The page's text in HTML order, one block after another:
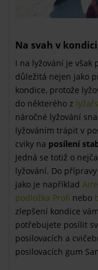
Na svah v
I na lyžování je však
důležitá nejen jako
kondice, protože
do některého z
náročné lyžování
lyžováním trápit v
cviky na posílení
Jedná se totiž o
lyžování. Do
jako je například
podložka Profi nebo
zlepšení kondice
potřebujete posílit
posilovacích a
posilovacích gum